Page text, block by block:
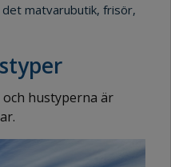
matvarubutik, frisör,
och hustyperna är